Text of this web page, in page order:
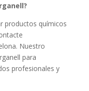
productos químicos
Nuestro
para
profesionales y